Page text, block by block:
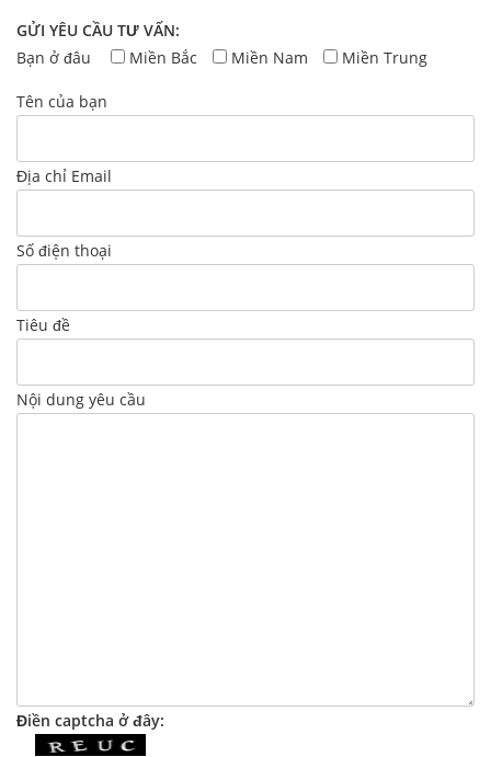
GỬI YÊU CẦU TƯ VẤN:
Bạn ở đâu
Miền Bắc Miền Nam Miền Trung
Tên của bạn
Địa chỉ Email
Số điện thoại
Tiêu đề
Nội dung yêu cầu
Điền captcha ở đây: